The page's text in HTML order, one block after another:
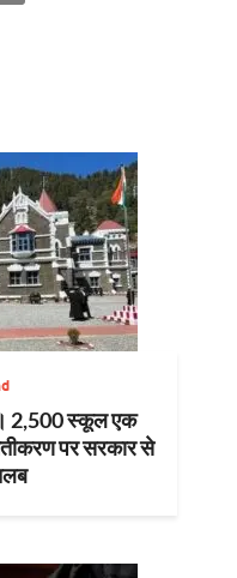
2,500 स्कूल एक
पर सरकार से